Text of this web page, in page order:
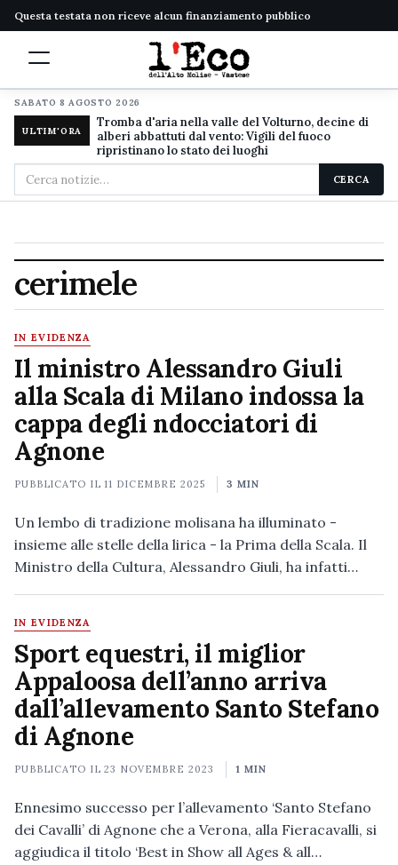
Questa testata non riceve alcun finanziamento pubblico
SABATO 8 AGOSTO 2026
ULTIM'ORA
Tromba d'aria nella valle del Volturno, decine di
alberi abbattuti dal vento: Vigili del fuoco
ripristinano lo stato dei luoghi
Cerca
nel
CERCA
cerimele
IN EVIDENZA
Il ministro Alessandro Giuli
alla Scala di Milano indossa la
cappa degli ndocciatori di
Agnone
PUBBLICATO IL11 DICEMBRE 2025 3 MIN
Un lembo di tradizione molisana ha illuminato -
insieme alle stelle della lirica - la Prima della Scala. Il
Ministro della Cultura, Alessandro Giuli, ha infatti…
IN EVIDENZA
Sport equestri, il miglior
Appaloosa dell’anno arriva
dall’allevamento Santo Stefano
di Agnone
PUBBLICATO IL23 NOVEMBRE 2023 1 MIN
Ennesimo successo per l’allevamento ‘Santo Stefano
dei Cavalli’ di Agnone che a Verona, alla Fieracavalli, si
aggiudica il titolo ‘Best in Show all Ages & all…